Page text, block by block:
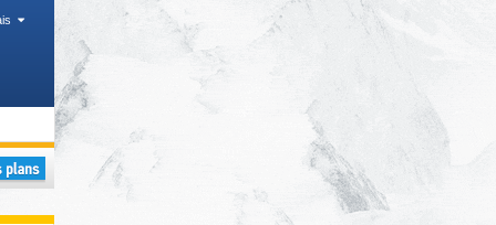
Chaînes de montagnes (transfrontalière), Chaînes de montagnes, Systèmes